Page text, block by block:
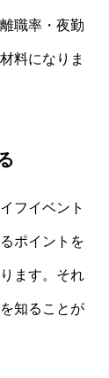
職率・夜勤
料になりま
フイベント
ポイントを
ます。それ
知ることが